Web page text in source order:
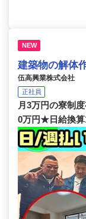
NEW
建築物の解体
伍高興業株式会社
正社員
月3万円の寮制
0万円★日給換算